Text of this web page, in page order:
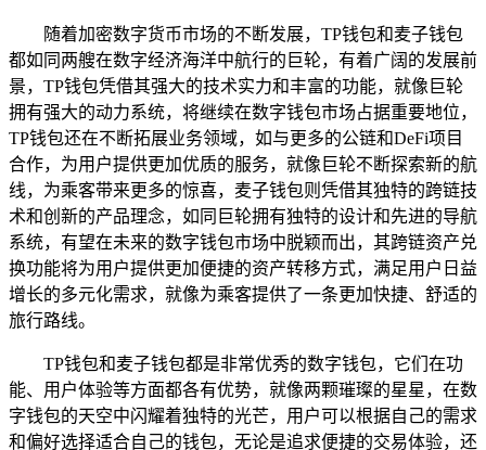
随着加密数字货币市场的不断发展，TP钱包和麦子钱包
都如同两艘在数字经济海洋中航行的巨轮，有着广阔的发展前
景，TP钱包凭借其强大的技术实力和丰富的功能，就像巨轮
拥有强大的动力系统，将继续在数字钱包市场占据重要地位，
TP钱包还在不断拓展业务领域，如与更多的公链和DeFi项目
合作，为用户提供更加优质的服务，就像巨轮不断探索新的航
线，为乘客带来更多的惊喜，麦子钱包则凭借其独特的跨链技
术和创新的产品理念，如同巨轮拥有独特的设计和先进的导航
系统，有望在未来的数字钱包市场中脱颖而出，其跨链资产兑
换功能将为用户提供更加便捷的资产转移方式，满足用户日益
增长的多元化需求，就像为乘客提供了一条更加快捷、舒适的
旅行路线。
TP钱包和麦子钱包都是非常优秀的数字钱包，它们在功
能、用户体验等方面都各有优势，就像两颗璀璨的星星，在数
字钱包的天空中闪耀着独特的光芒，用户可以根据自己的需求
和偏好选择适合自己的钱包，无论是追求便捷的交易体验，还